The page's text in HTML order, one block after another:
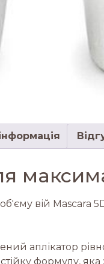
вій Mascara
аплікатор
формулу,